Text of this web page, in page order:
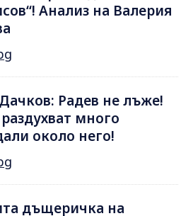
Анализ на Валерия
Радев не лъже!
много
около него!
дъщеричка на